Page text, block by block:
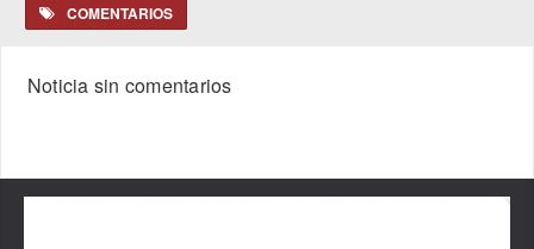
COMENTARIOS
Noticia sin comentarios